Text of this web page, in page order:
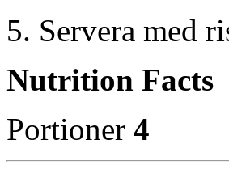
Servera med
Nutrition Facts
Portioner 4